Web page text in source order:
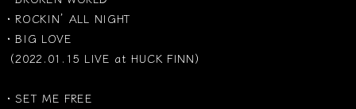
・ROCKIN’ ALL NIGHT
・BIG LOVE
（2022.01.15 LIVE at HUCK FINN）
・SET ME FREE